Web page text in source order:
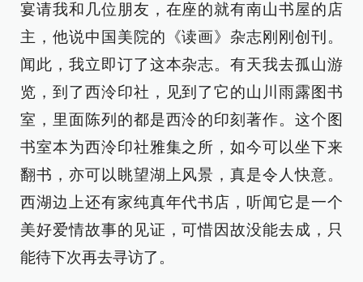
宴请我和几位朋友，在座的就有南山书屋的店
主，他说中国美院的《读画》杂志刚刚创刊。
闻此，我立即订了这本杂志。有天我去孤山游
览，到了西泠印社，见到了它的山川雨露图书
室，里面陈列的都是西泠的印刻著作。这个图
书室本为西泠印社雅集之所，如今可以坐下来
翻书，亦可以眺望湖上风景，真是令人快意。
西湖边上还有家纯真年代书店，听闻它是一个
美好爱情故事的见证，可惜因故没能去成，只
能待下次再去寻访了。